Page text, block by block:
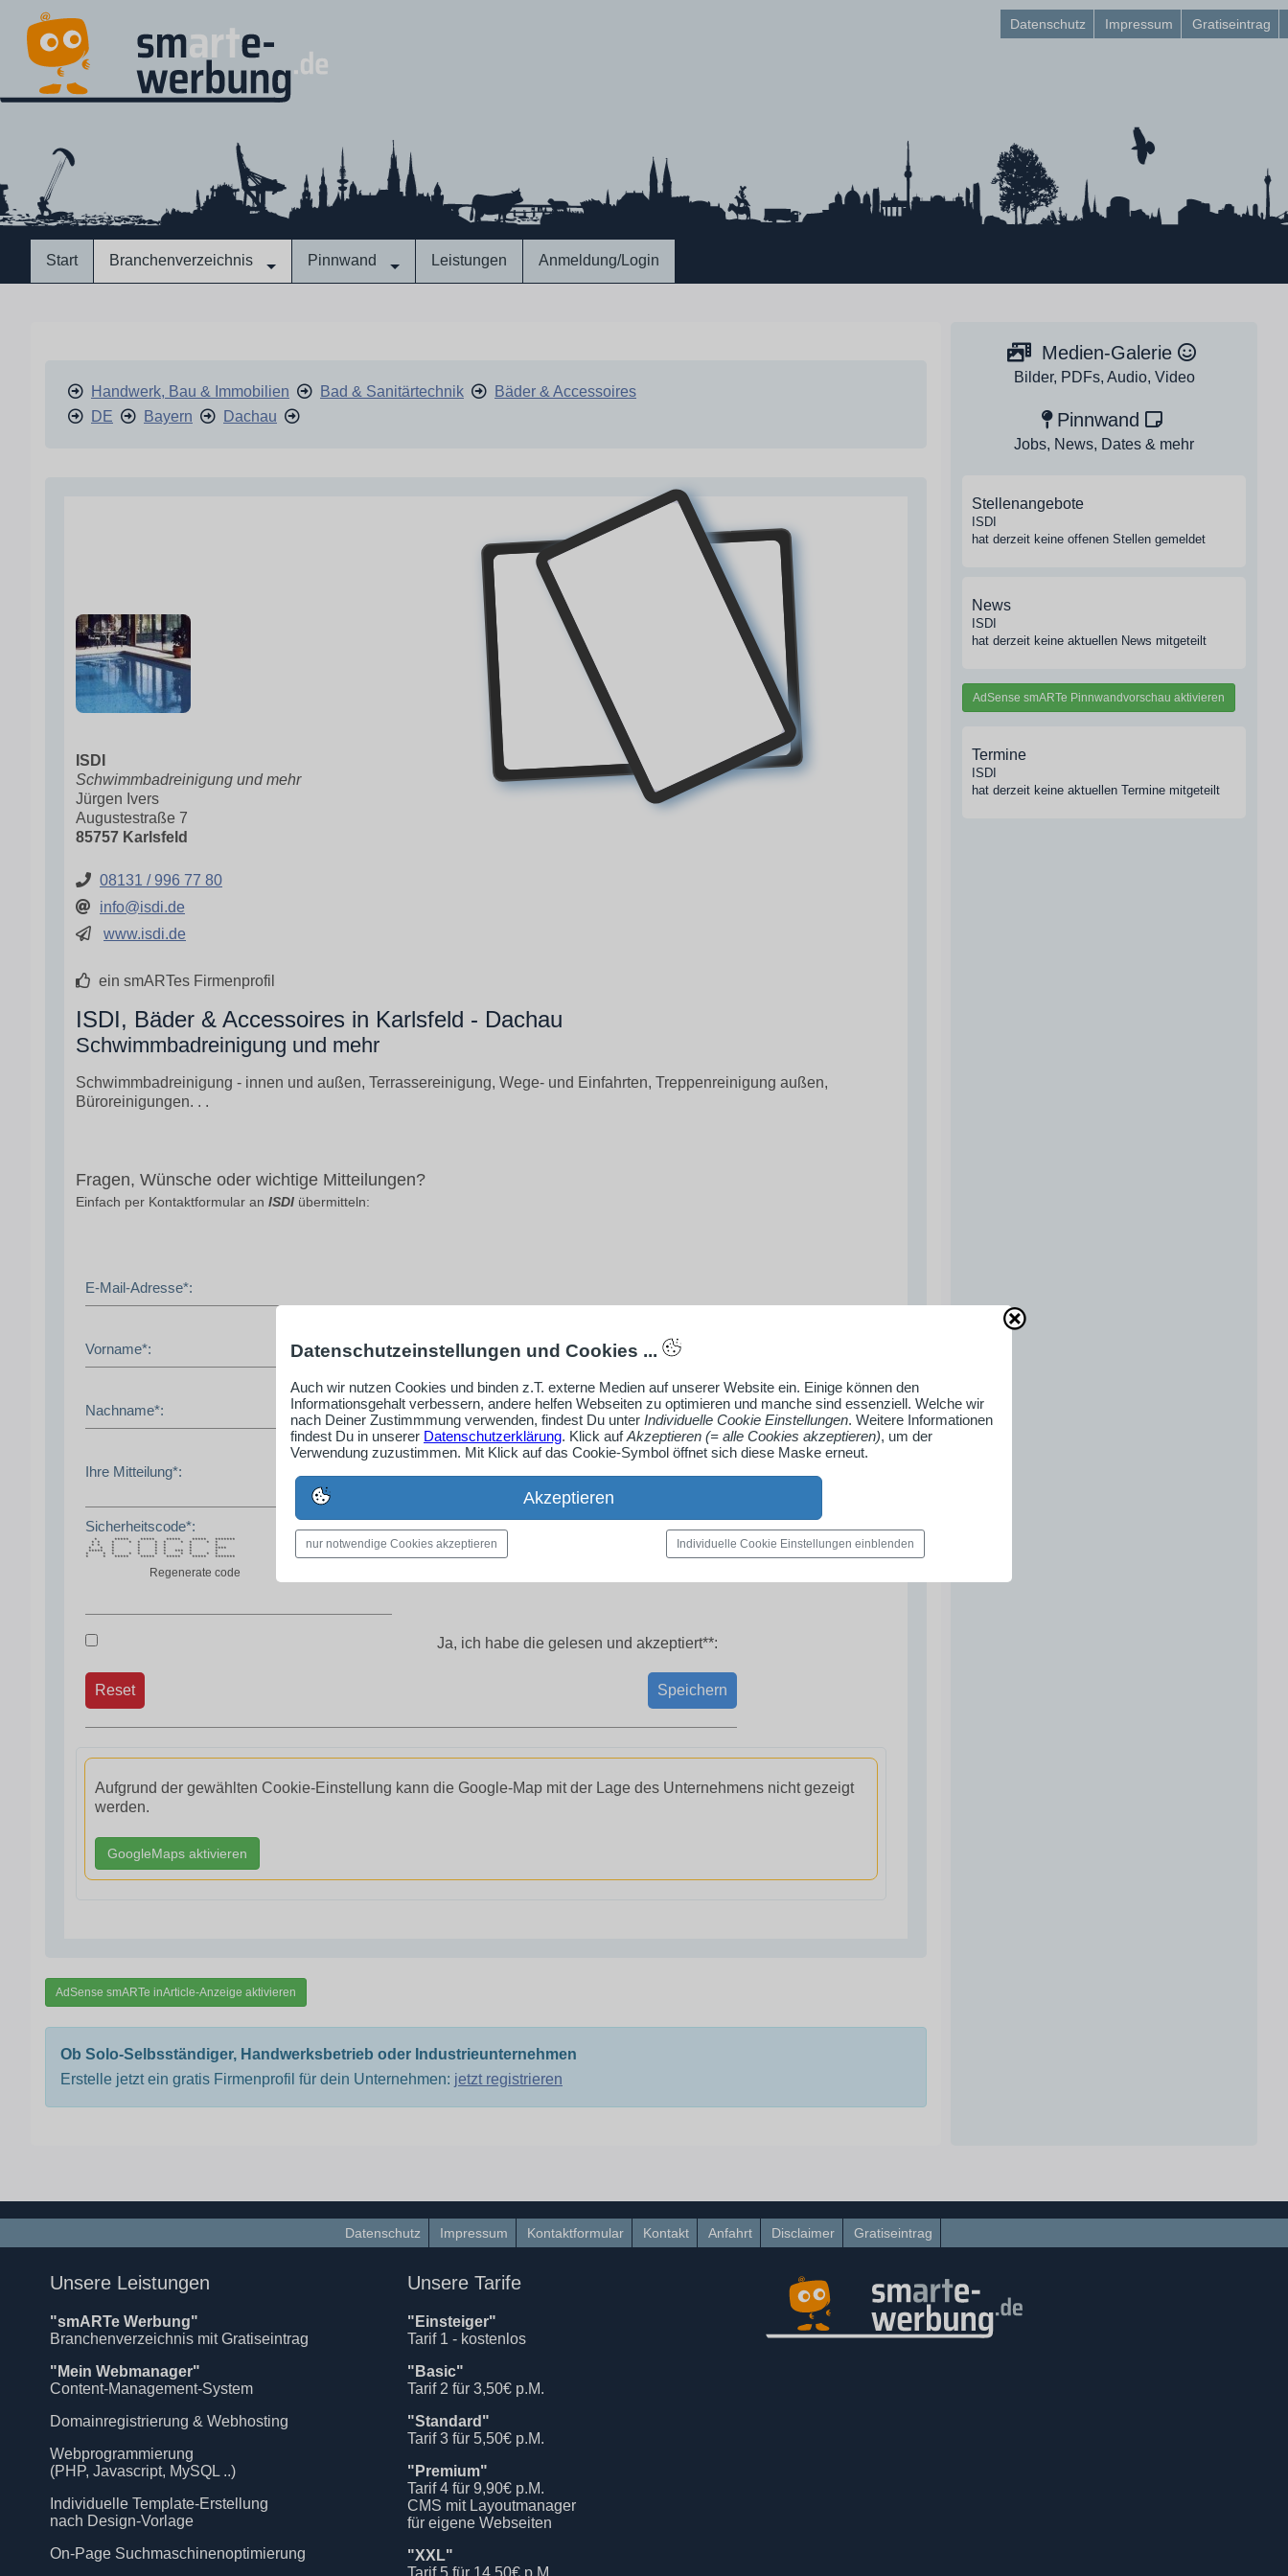
Datenschutz Impressum Gratiseintrag
Start Branchenverzeichnis Pinnwand Leistungen Anmeldung/Login
Handwerk, Bau & Immobilien Bad & Sanitärtechnik
Bäder & Accessoires
DE
Bayern Dachau
ISDI
Schwimmbadreinigung und mehr
Jürgen Ivers
Augustestraße 7
85757 Karlsfeld
08131 / 996 77 80
info@isdi.de
www.isdi.de
ein smARTes Firmenprofil
ISDI, Bäder & Accessoires in Karlsfeld - Dachau
Schwimmbadreinigung und mehr
Schwimmbadreinigung - innen und außen, Terrassereinigung, Wege- und Einfahrten, Treppenreinigung außen,
Büroreinigungen. . .
Fragen, Wünsche oder wichtige Mitteilungen?
Einfach per Kontaktformular an ISDI übermitteln:
E-Mail-Adresse*:
Vorname*:
Nachname*:
Ihre Mitteilung*:
Sicherheitscode*:
* ***** ***** ***** ***** *******
* * * * * * * * * * *
* * * * * * * *
* * * * * * * ****
***** * * * * *** * *
* * * * * * * * * * *
* * ***** ***** ***** ***** *******
Regenerate code
Ja, ich habe die gelesen und akzeptiert**:
Speichern
Reset
Aufgrund der gewählten Cookie-Einstellung kann die Google-Map mit der Lage des Unternehmens nicht gezeigt
werden.
GoogleMaps aktivieren
AdSense smARTe inArticle-Anzeige aktivieren
Ob Solo-Selbsständiger, Handwerksbetrieb oder Industrieunternehmen
Erstelle jetzt ein gratis Firmenprofil für dein Unternehmen: jetzt registrieren
Medien-Galerie
Bilder, PDFs, Audio, Video
Pinnwand
Jobs, News, Dates & mehr
Stellenangebote
ISDI
hat derzeit keine offenen Stellen gemeldet
News
ISDI
hat derzeit keine aktuellen News mitgeteilt
AdSense smARTe Pinnwandvorschau aktivieren
Termine
ISDI
hat derzeit keine aktuellen Termine mitgeteilt
Datenschutz Impressum Kontaktformular Kontakt Anfahrt Disclaimer Gratiseintrag
Unsere Leistungen
"smARTe Werbung"
Branchenverzeichnis mit Gratiseintrag
"Mein Webmanager"
Content-Management-System
Domainregistrierung & Webhosting
Webprogrammierung
(PHP, Javascript, MySQL ..)
Individuelle Template-Erstellung
nach Design-Vorlage
On-Page Suchmaschinenoptimierung
Unsere Tarife
"Einsteiger"
Tarif 1 - kostenlos
"Basic"
Tarif 2 für 3,50€ p.M.
"Standard"
Tarif 3 für 5,50€ p.M.
"Premium"
Tarif 4 für 9,90€ p.M.
CMS mit Layoutmanager
für eigene Webseiten
"XXL"
Tarif 5 für 14,50€ p.M.
Datenschutzeinstellungen und Cookies ...
Auch wir nutzen Cookies und binden z.T. externe Medien auf unserer Website ein. Einige können den
Informationsgehalt verbessern, andere helfen Webseiten zu optimieren und manche sind essenziell. Welche wir
nach Deiner Zustimmmung verwenden, findest Du unter Individuelle Cookie Einstellungen. Weitere Informationen
findest Du in unserer Datenschutzerklärung. Klick aufAkzeptieren (= alle Cookies akzeptieren), um der
Verwendung zuzustimmen. Mit Klick auf das Cookie-Symbol öffnet sich diese Maske erneut.
Akzeptieren
nur notwendige Cookies akzeptieren Individuelle Cookie Einstellungen einblenden